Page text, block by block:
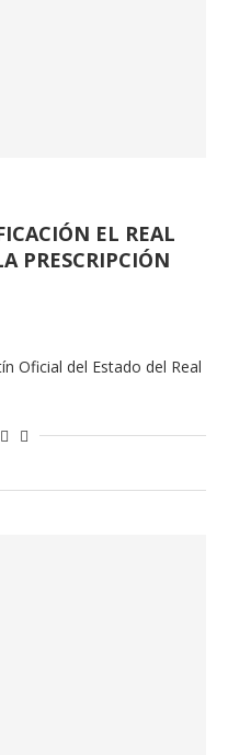
EL REAL
PRESCRIPCIÓN
Oficial del Estado del Real